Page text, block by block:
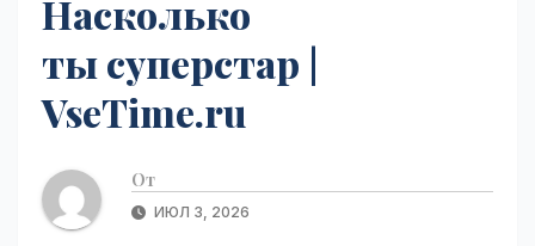
Насколько
ты суперстар |
VseTime.ru
От
ИЮЛ 3, 2026